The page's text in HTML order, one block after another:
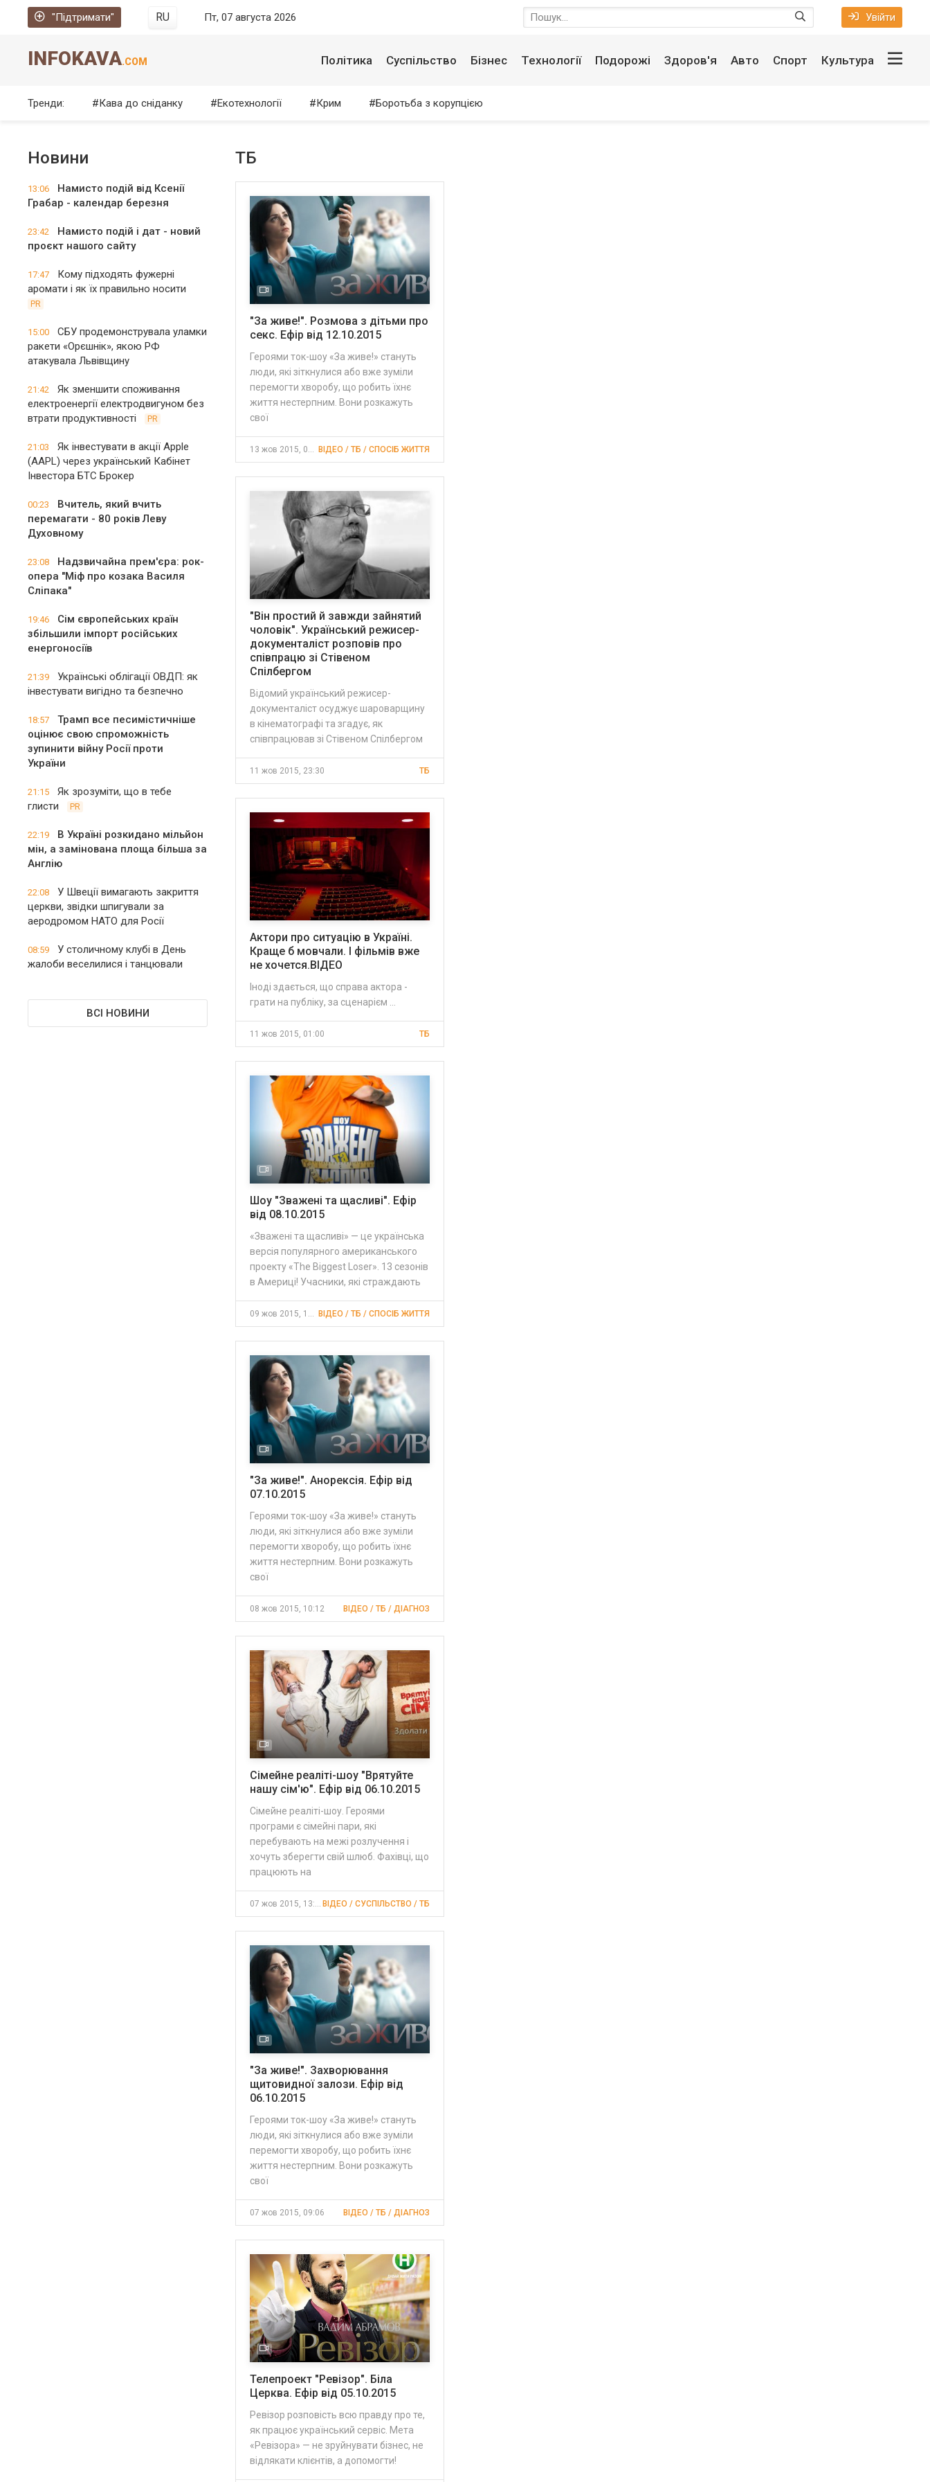
"Підтримати" RU Пт, 07 августа 2026 Увійти
INFOKAVA.COM Політика Суспільство Бізнес Технології Подорожі Здоров'я Авто Спорт Культура
Тренди: Кава до сніданку Екотехнології Крим Боротьба з корупцією
Новини
13:06
Намисто подій від Ксенії
Грабар - календар березня
23:42
Намисто подій і дат - новий
проєкт нашого сайту
17:47
Кому підходять фужерні
аромати і як їх правильно носити
PR
15:00
СБУ продемонструвала уламки
ракети «Орєшнік», якою РФ
атакувала Львівщину
21:42
Як зменшити споживання
електроенергії електродвигуном без
втрати продуктивності
PR
21:03
Як інвестувати в акції Apple
(AAPL) через український Кабінет
Інвестора БТС Брокер
00:23
Вчитель, який вчить
перемагати - 80 років Леву
Духовному
23:08
Надзвичайна прем'єра: рок-
опера "Міф про козака Василя
Сліпака"
19:46
Сім європейських країн
збільшили імпорт російських
енергоносіїв
21:39
Українські облігації ОВДП: як
інвестувати вигідно та безпечно
18:57
Трамп все песимістичніше
оцінює свою спроможність
зупинити війну Росії проти
України
21:15
Як зрозуміти, що в тебе
глисти
PR
22:19
В Україні розкидано мільйон
мін, а замінована площа більша за
Англію
22:08
У Швеції вимагають закриття
церкви, звідки шпигували за
аеродромом НАТО для Росії
08:59
У столичному клубі в День
жалоби веселилися і танцювали
ВСІ НОВИНИ
ТБ
"За живе!". Розмова з дітьми про
секс. Ефір від 12.10.2015
Героями ток-шоу «За живе!» стануть
люди, які зіткнулися або вже зуміли
перемогти хворобу, що робить їхнє
життя нестерпним. Вони розкажуть
свої
13 жов 2015, 09:08 ВІДЕО / ТБ / СПОСІБ ЖИТТЯ
"Він простий й завжди зайнятий
чоловік". Український режисер-
документаліст розповів про
співпрацю зі Стівеном
Спілбергом
Відомий український режисер-
документаліст осуджує шароварщину
в кінематографі та згадує, як
співпрацював зі Стівеном Спілбергом
11 жов 2015, 23:30 ТБ
Актори про ситуацію в Україні.
Краще б мовчали. І фільмів вже
не хочется.ВІДЕО
Іноді здається, що справа актора -
грати на публіку, за сценарієм ...
11 жов 2015, 01:00 ТБ
Шоу "Зважені та щасливі". Ефір
від 08.10.2015
«Зважені та щасливі» — це українська
версія популярного американського
проекту «The Biggest Loser». 13 сезонів
в Америці! Учасники, які страждають
09 жов 2015, 10:21 ВІДЕО / ТБ / СПОСІБ ЖИТТЯ
"За живе!". Анорексія. Ефір від
07.10.2015
Героями ток-шоу «За живе!» стануть
люди, які зіткнулися або вже зуміли
перемогти хворобу, що робить їхнє
життя нестерпним. Вони розкажуть
свої
08 жов 2015, 10:12 ВІДЕО / ТБ / ДІАГНОЗ
Сімейне реаліті-шоу "Врятуйте
нашу сім'ю". Ефір від 06.10.2015
Сімейне реаліті-шоу. Героями
програми є сімейні пари, які
перебувають на межі розлучення і
хочуть зберегти свій шлюб. Фахівці, що
працюють на
07 жов 2015, 13:42 ВІДЕО / СУСПІЛЬСТВО / ТБ
"За живе!". Захворювання
щитовидної залози. Ефір від
06.10.2015
Героями ток-шоу «За живе!» стануть
люди, які зіткнулися або вже зуміли
перемогти хворобу, що робить їхнє
життя нестерпним. Вони розкажуть
свої
07 жов 2015, 09:06 ВІДЕО / ТБ / ДІАГНОЗ
Телепроект "Ревізор". Біла
Церква. Ефір від 05.10.2015
Ревізор розповість всю правду про те,
як працює український сервіс. Мета
«Ревізора» — не зруйнувати бізнес, не
відлякати клієнтів, а допомогти!